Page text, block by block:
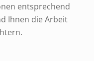
entsprechend
Ihnen die Arbeit